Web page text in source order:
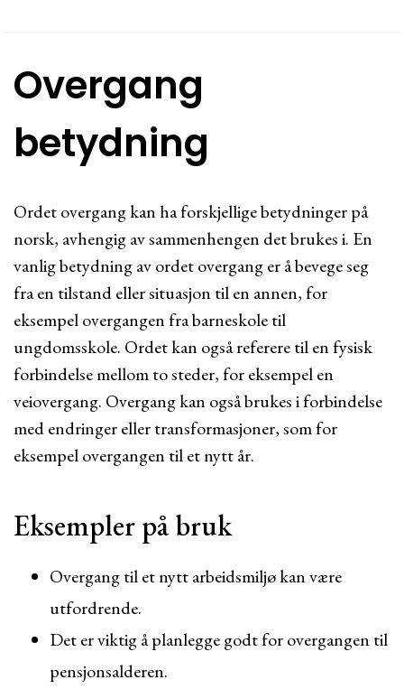
Overgang
betydning
Ordet overgang kan ha forskjellige betydninger på
norsk, avhengig av sammenhengen det brukes i. En
vanlig betydning av ordet overgang er å bevege seg
fra en tilstand eller situasjon til en annen, for
eksempel overgangen fra barneskole til
ungdomsskole. Ordet kan også referere til en fysisk
forbindelse mellom to steder, for eksempel en
veiovergang. Overgang kan også brukes i forbindelse
med endringer eller transformasjoner, som for
eksempel overgangen til et nytt år.
Eksempler på bruk
Overgang til et nytt arbeidsmiljø kan være
utfordrende.
Det er viktig å planlegge godt for overgangen til
pensjonsalderen.